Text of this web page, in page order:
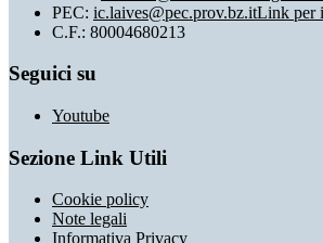
PEC: ic.laives@pec.prov.bz.itLink per
C.F.: 80004680213
Seguici su
Youtube
Sezione Link Utili
Cookie policy
Note legali
Informativa Privacy